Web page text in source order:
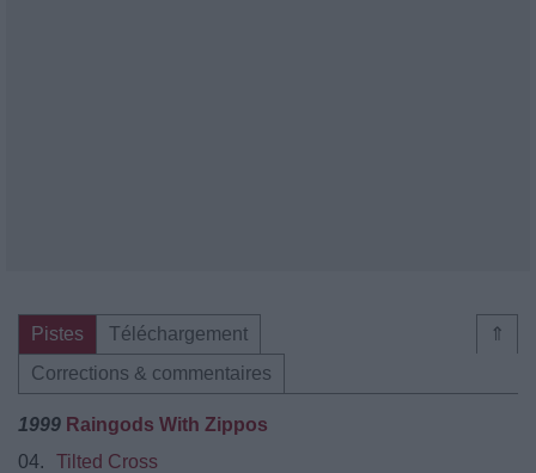
⇑
Pistes
Téléchargement
Corrections & commentaires
1999 Raingods With Zippos
04.
Tilted Cross